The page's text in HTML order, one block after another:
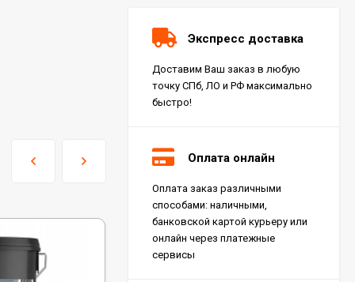
Экспресс доставка
Доставим Ваш заказ в любую
точку СПб, ЛО и РФ максимально
быстро!
Оплата онлайн
Оплата заказ различными
способами: наличными,
банковской картой курьеру или
онлайн через платежные
сервисы
Керамогранит Italon
Charme Extra Silver Ret
60x120, 610010001196